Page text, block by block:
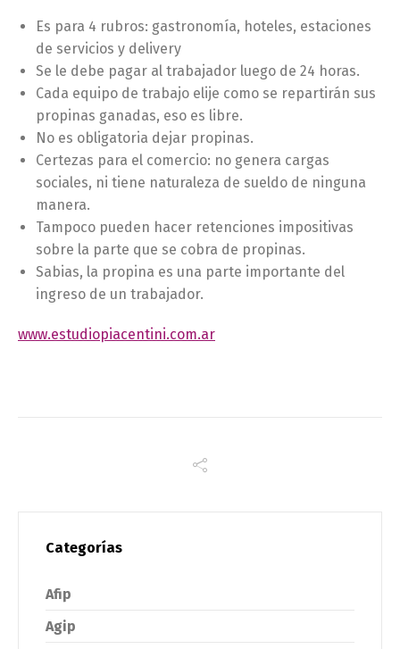
Es para 4 rubros: gastronomía, hoteles, estaciones
de servicios y delivery
Se le debe pagar al trabajador luego de 24 horas.
Cada equipo de trabajo elije como se repartirán sus
propinas ganadas, eso es libre.
No es obligatoria dejar propinas.
Certezas para el comercio: no genera cargas
sociales, ni tiene naturaleza de sueldo de ninguna
manera.
Tampoco pueden hacer retenciones impositivas
sobre la parte que se cobra de propinas.
Sabias, la propina es una parte importante del
ingreso de un trabajador.
www.estudiopiacentini.com.ar
Categorías
Afip
Agip